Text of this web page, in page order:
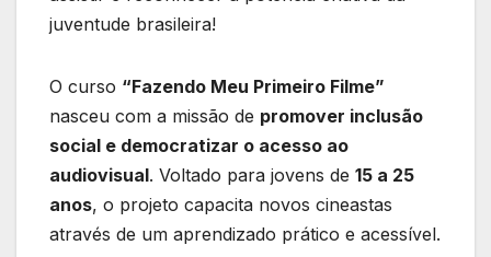
juventude brasileira!
O curso “Fazendo Meu Primeiro Filme”
nasceu com a missão de promover inclusão
social e democratizar o acesso ao
audiovisual. Voltado para jovens de 15 a 25
anos, o projeto capacita novos cineastas
através de um aprendizado prático e acessível.